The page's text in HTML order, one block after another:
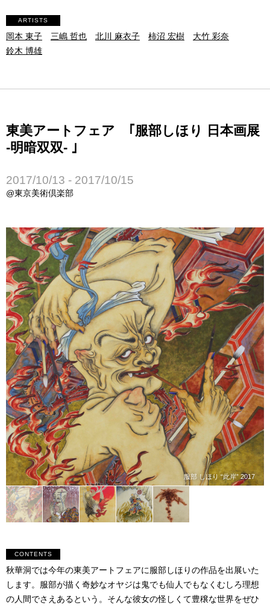
ARTISTS
岡本 東子 三嶋 哲也 北川 麻衣子 柿沼 宏樹
大竹 彩奈
鈴木 博雄
東美アートフェア ｢服部しほり 日本画展
-明暗双双- ｣
2017/10/13 - 2017/10/15
@東京美術倶楽部
服部 しほり “此岸” 2017
CONTENTS
秋華洞では今年の東美アートフェアに服部しほりの作品を出展いた
します。服部が描く奇妙なオヤジは鬼でも仙人でもなくむしろ理想
の人間でさえあるという。そんな彼女の怪しくて豊穣な世界をぜひ